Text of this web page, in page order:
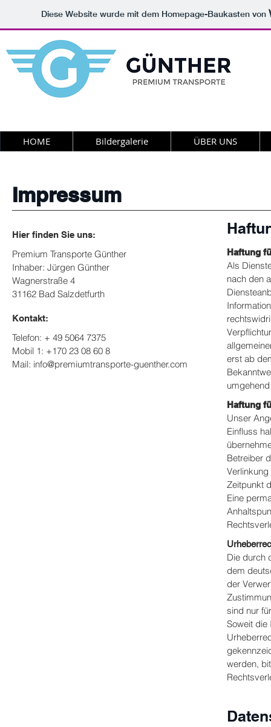
Diese Website wurde mit dem Homepage-Baukasten von
HOME Bildergalerie ÜBER UNS
Impressum
Hier finden Sie uns:
Premium Transporte Günther
Inhaber: Jürgen Günther
Wagnerstraße 4
31162 Bad Salzdetfurth
Kontakt:
Telefon: + 49 5064 7375
Mobil 1: +170 23 08 60 8
Mail: info@premiumtransporte-guenther.com
Haftung
Als
nach den
erst ab
Haftung
Unser
Einfluss
Betreiber
Zeitpunkt
Eine
Die durch
dem
der
sind nur
Soweit die
werden,